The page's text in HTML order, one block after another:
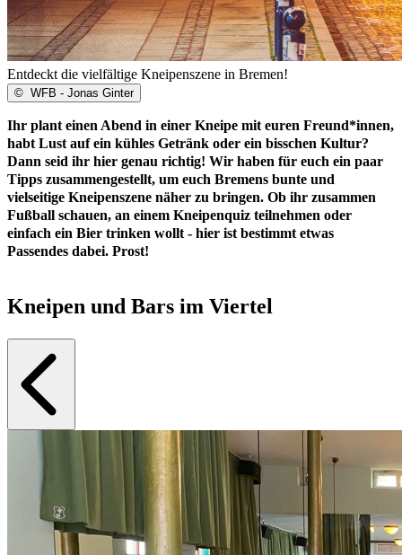
Entdeckt die vielfältige Kneipenszene in Bremen!
© WFB - Jonas Ginter
Ihr plant einen Abend in einer Kneipe mit euren Freund*innen,
habt Lust auf ein kühles Getränk oder ein bisschen Kultur?
Dann seid ihr hier genau richtig! Wir haben für euch ein paar
Tipps zusammengestellt, um euch Bremens bunte und
vielseitige Kneipenszene näher zu bringen. Ob ihr zusammen
Fußball schauen, an einem Kneipenquiz teilnehmen oder
einfach ein Bier trinken wollt - hier ist bestimmt etwas
Passendes dabei. Prost!
Kneipen und Bars im Viertel